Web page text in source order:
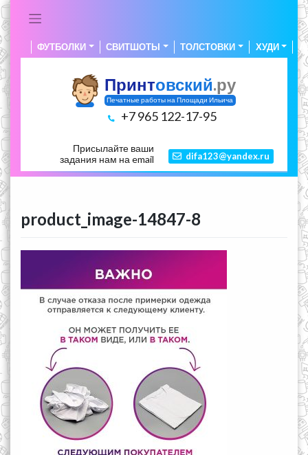
ФУТБОЛКИ СВИТШОТЫ ТОЛСТОВКИ ХУДИ
Принтовский.ру
Печатные работы на Площади Ильича
+7 965 122-17-95
Присылайте ваши
задания нам на email
difa123@yandex.ru
product_image-14847-8